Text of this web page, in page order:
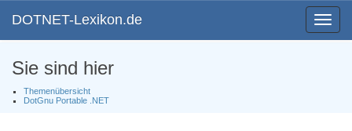
Toggle
DOTNET-Lexikon.de
Sie sind hier
Themenübersicht
DotGnu Portable .NET